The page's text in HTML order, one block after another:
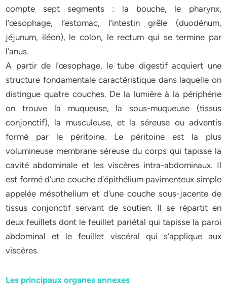
compte sept segments : la bouche, le pharynx,
l’œsophage, l’estomac, l’intestin grêle (duodénum,
jéjunum, iléon), le colon, le rectum qui se termine par
l’anus.
A partir de l’œsophage, le tube digestif acquiert une
structure fondamentale caractéristique dans laquelle on
distingue quatre couches. De la lumière à la périphérie
on trouve la muqueuse, la sous-muqueuse (tissus
conjonctif), la musculeuse, et la séreuse ou adventis
formé par le péritoine. Le péritoine est la plus
volumineuse membrane séreuse du corps qui tapisse la
cavité abdominale et les viscères intra-abdominaux. Il
est formé d’une couche d’épithélium pavimenteux simple
appelée mésothelium et d’une couche sous-jacente de
tissus conjonctif servant de soutien. Il se répartit en
deux feuillets dont le feuillet pariétal qui tapisse la paroi
abdominal et le feuillet viscéral qui s’applique aux
viscères.
Les principaux organes annexes